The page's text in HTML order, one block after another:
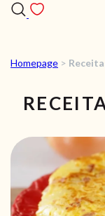
Homepage >